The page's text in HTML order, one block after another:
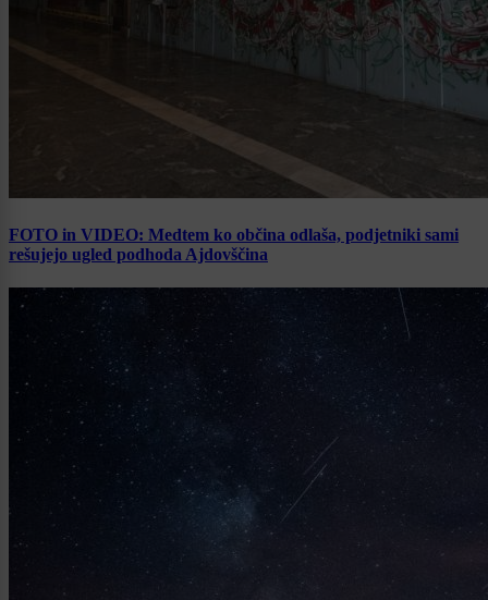
FOTO in VIDEO: Medtem ko občina odlaša, podjetniki sami
rešujejo ugled podhoda Ajdovščina